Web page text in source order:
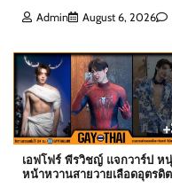
Admin August 6, 2026
เอฟโฟร์ พีรวิชญ์ แจกวาร์ป ห
หน้าหวานสายวายเลือดอุตรดิ
ต๊อด ปนพ
ล่ำจากจอว
เอฟโฟร์ พี
เลือดอุตรดิ
Admin